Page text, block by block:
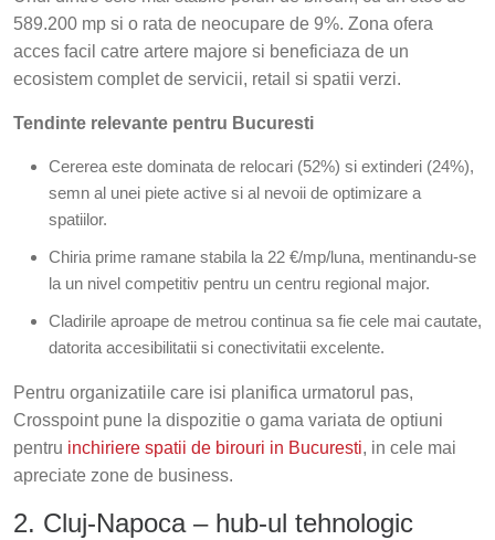
589.200 mp si o rata de neocupare de 9%. Zona ofera
acces facil catre artere majore si beneficiaza de un
ecosistem complet de servicii, retail si spatii verzi.
Tendinte relevante pentru Bucuresti
Cererea este dominata de relocari (52%) si extinderi (24%),
semn al unei piete active si al nevoii de optimizare a
spatiilor.
Chiria prime ramane stabila la 22 €/mp/luna, mentinandu-se
la un nivel competitiv pentru un centru regional major.
Cladirile aproape de metrou continua sa fie cele mai cautate,
datorita accesibilitatii si conectivitatii excelente.
Pentru organizatiile care isi planifica urmatorul pas,
Crosspoint pune la dispozitie o gama variata de optiuni
pentru inchiriere spatii de birouri in Bucuresti, in cele mai
apreciate zone de business.
2. Cluj-Napoca – hub-ul tehnologic